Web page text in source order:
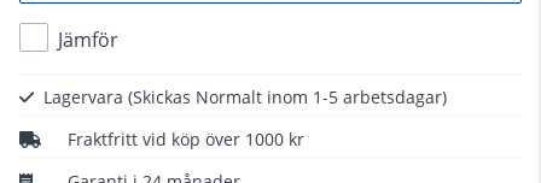
Jämför
Lagervara (Skickas Normalt inom 1-5 arbetsdagar)
Fraktfritt vid köp över 1000 kr